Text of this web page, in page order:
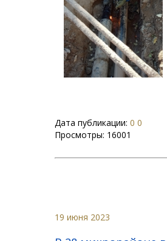
Дата публикации: 0 0
Просмотры: 16001
19 июня 2023